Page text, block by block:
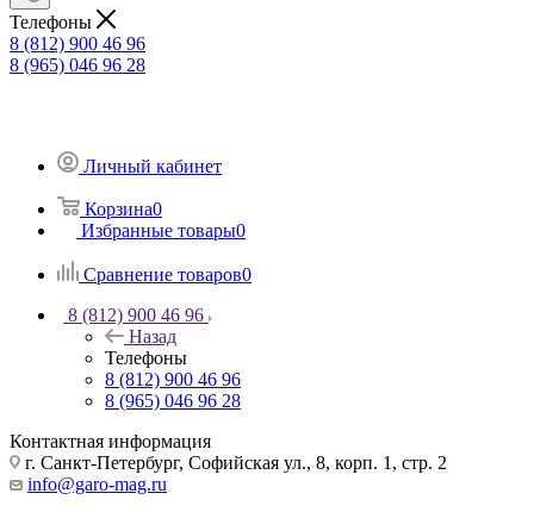
Телефоны
8 (812) 900 46 96
8 (965) 046 96 28
Личный кабинет
Корзина0
Избранные товары0
Сравнение товаров0
8 (812) 900 46 96
Назад
Телефоны
8 (812) 900 46 96
8 (965) 046 96 28
Контактная информация
г. Санкт-Петербург, Софийская ул., 8, корп. 1, стр. 2
info@garo-mag.ru